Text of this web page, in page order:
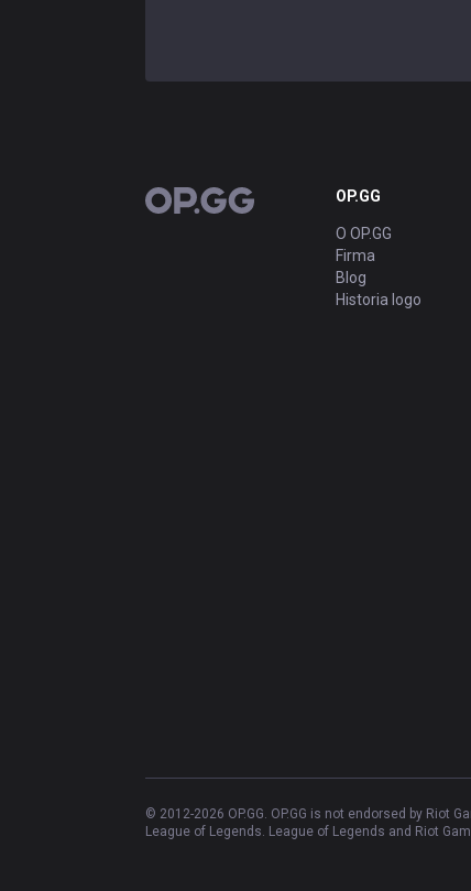
OP.GG OP.GG
O OP.GG
Firma
Blog
Historia logo
© 2012-2026 OP.GG. OP.GG is not endorsed by
League of Legends. League of Legends and Riot